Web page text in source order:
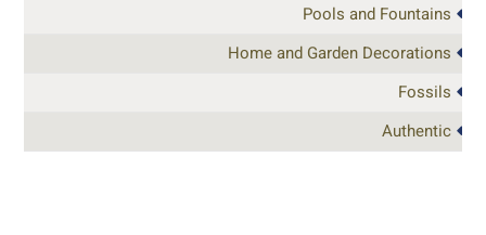
Pools and Fountains
Home and Garden Decorations
Fossils
Authentic